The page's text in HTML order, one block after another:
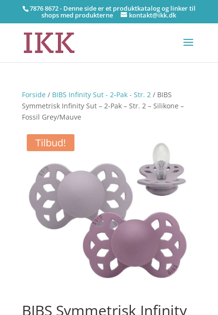
7876 8672 - Denne side er et produktkatalog og linker til
shops med produkterne kontakt@ikk.dk
Forside/ BIBS Infinity Sut - 2-Pak - Str. 2/ BIBS
Symmetrisk Infinity Sut – 2-Pak – Str. 2 – Silikone –
Fossil Grey/Mauve
Tilbud!
BIBS Symmetrisk Infinity